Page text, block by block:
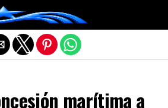
marítima a
de la versión móvil